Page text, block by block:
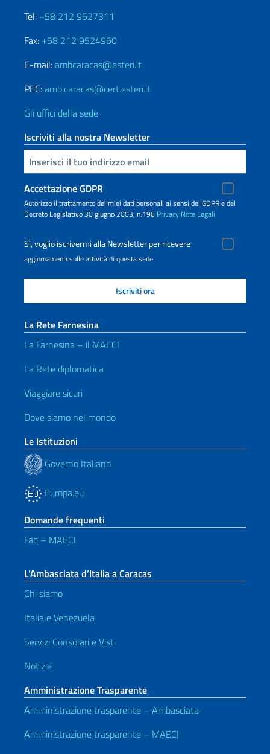
Tel: +58 212 9527311
Fax: +58 212 9524960
E-mail:ambcaracas@esteri.it
PEC:amb.caracas@cert.esteri.it
Gli uffici della sede
Iscriviti alla nostra Newsletter
Inserisci la tua email
Accettazione GDPR
Autorizzo il trattamento dei miei dati personali ai sensi del GDPR e del
Decreto Legislativo 30 giugno 2003, n.196 Privacy Note Legali
Sì, voglio iscrivermi alla Newsletter per ricevere
aggiornamenti sulle attività di questa sede
La Rete Farnesina
La Farnesina – il MAECI
La Rete diplomatica
Viaggiare sicuri
Dove siamo nel mondo
Le Istituzioni
Governo Italiano
Europa.eu
Domande frequenti
Faq – MAECI
L’Ambasciata d’Italia a Caracas
Chi siamo
Italia e Venezuela
Servizi Consolari e Visti
Notizie
Amministrazione Trasparente
Amministrazione trasparente – Ambasciata
Amministrazione trasparente – MAECI